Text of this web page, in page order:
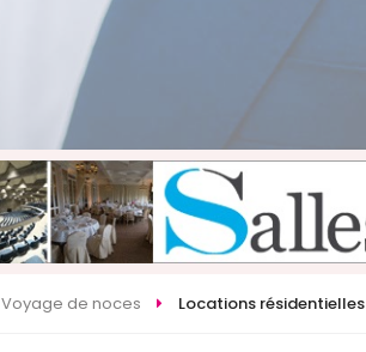
Voyage de noces Locations résidentielles